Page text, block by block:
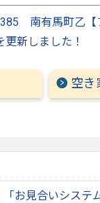
南有馬町乙【
新しました！
空き
「お見合いシステ